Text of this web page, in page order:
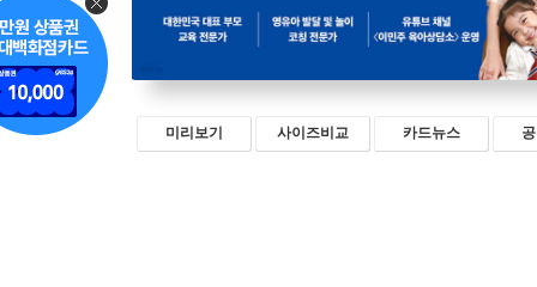
미리보기 사이즈비교 카드뉴스